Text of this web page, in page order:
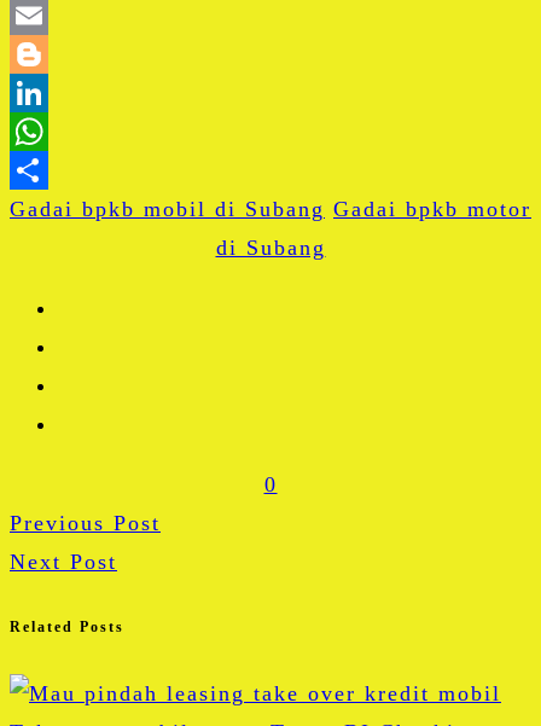
Share
Gadai bpkb mobil di Subang Gadai bpkb motor
di Subang
0
Previous Post
Next Post
Related Posts